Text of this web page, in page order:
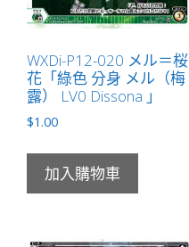
LB」
數
量
WXDi-P12-020 メル＝桜
花「綠色 分身 メル（梅
露） LV0 Dissona 」
$1.00
加入購物車